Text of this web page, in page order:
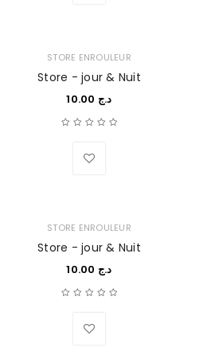
STORE ENROULEUR
Store - jour & Nuit
د.ج
STORE ENROULEUR
Store - jour & Nuit
د.ج